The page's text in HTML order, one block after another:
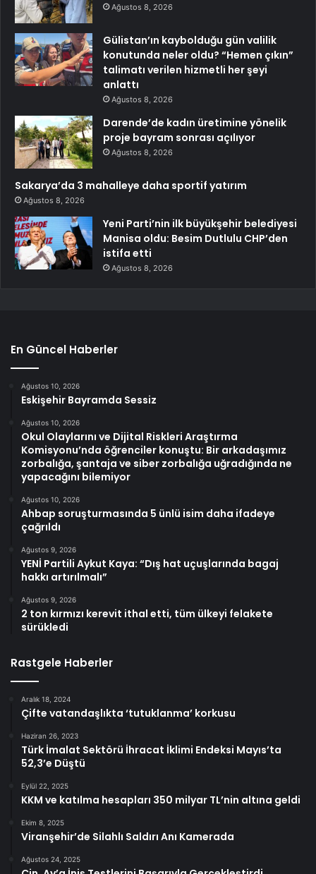
Ağustos 8, 2026
Gülistan’ın kaybolduğu gün valilik
konutunda neler oldu? “Hemen çıkın”
talimatı verilen hizmetli her şeyi
anlattı
Ağustos 8, 2026
Darende’de kadın üretimine yönelik
proje bayram sonrası açılıyor
Ağustos 8, 2026
Sakarya’da 3 mahalleye daha sportif yatırım
Ağustos 8, 2026
Yeni Parti’nin ilk büyükşehir belediyesi
Manisa oldu: Besim Dutlulu CHP’den
istifa etti
Ağustos 8, 2026
En Güncel Haberler
Ağustos 10, 2026
Eskişehir Bayramda Sessiz
Ağustos 10, 2026
Okul Olaylarını ve Dijital Riskleri Araştırma
Komisyonu’nda öğrenciler konuştu: Bir arkadaşımız
zorbalığa, şantaja ve siber zorbalığa uğradığında ne
yapacağını bilemiyor
Ağustos 10, 2026
Ahbap soruşturmasında 5 ünlü isim daha ifadeye
çağrıldı
Ağustos 9, 2026
YENİ Partili Aykut Kaya: “Dış hat uçuşlarında bagaj
hakkı artırılmalı”
Ağustos 9, 2026
2 ton kırmızı kerevit ithal etti, tüm ülkeyi felakete
sürükledi
Rastgele Haberler
Aralık 18, 2024
Çifte vatandaşlıkta ‘tutuklanma’ korkusu
Haziran 26, 2023
Türk İmalat Sektörü İhracat İklimi Endeksi Mayıs’ta
52,3’e Düştü
Eylül 22, 2025
KKM ve katılma hesapları 350 milyar TL’nin altına geldi
Ekim 8, 2025
Viranşehir’de Silahlı Saldırı Anı Kamerada
Ağustos 24, 2025